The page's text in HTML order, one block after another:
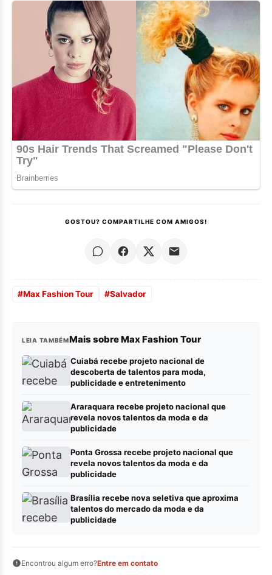
GOSTOU? COMPARTILHE COM AMIGOS!
#Max Fashion Tour #Salvador
LEIA TAMBÉMMais sobre Max Fashion Tour
Cuiabá recebe projeto nacional de
descoberta de talentos para moda,
publicidade e entretenimento
Araraquara recebe projeto nacional que
revela novos talentos da moda e da
publicidade
Ponta Grossa recebe projeto nacional que
revela novos talentos da moda e da
publicidade
Brasília recebe nova seletiva que aproxima
talentos do mercado da moda e da
publicidade
Encontrou algum erro?Entre em contato